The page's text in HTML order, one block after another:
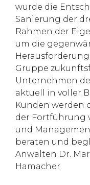
wurde die
Sanierung der
Rahmen der
um die
Gruppe
Unternehmen
aktuell in voller
Kunden werden
der Fortführung
und
beraten und
Anwälten Dr.
Hamacher.